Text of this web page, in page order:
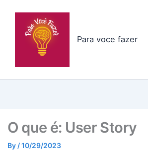
Para voce fazer
O que é: User Story
By /10/29/2023